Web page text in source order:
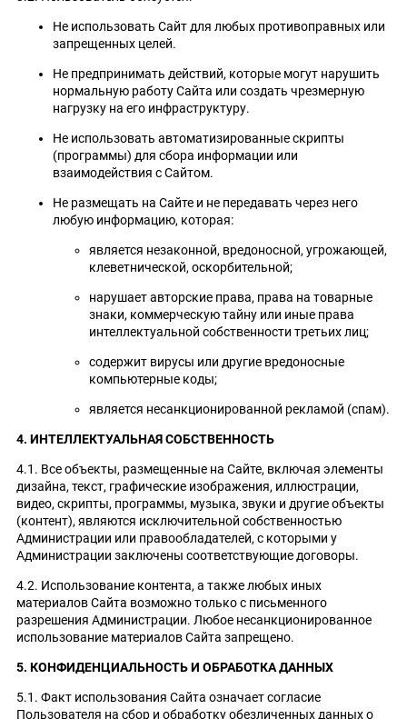
Не использовать Сайт для любых противоправных или
запрещенных целей.
Не предпринимать действий, которые могут нарушить
нормальную работу Сайта или создать чрезмерную
нагрузку на его инфраструктуру.
Не использовать автоматизированные скрипты
(программы) для сбора информации или
взаимодействия с Сайтом.
Не размещать на Сайте и не передавать через него
любую информацию, которая:
является незаконной, вредоносной, угрожающей,
клеветнической, оскорбительной;
нарушает авторские права, права на товарные
знаки, коммерческую тайну или иные права
интеллектуальной собственности третьих лиц;
содержит вирусы или другие вредоносные
компьютерные коды;
является несанкционированной рекламой (спам).
4. ИНТЕЛЛЕКТУАЛЬНАЯ СОБСТВЕННОСТЬ
4.1. Все объекты, размещенные на Сайте, включая элементы
дизайна, текст, графические изображения, иллюстрации,
видео, скрипты, программы, музыка, звуки и другие объекты
(контент), являются исключительной собственностью
Администрации или правообладателей, с которыми у
Администрации заключены соответствующие договоры.
4.2. Использование контента, а также любых иных
материалов Сайта возможно только с письменного
разрешения Администрации. Любое несанкционированное
использование материалов Сайта запрещено.
5. КОНФИДЕНЦИАЛЬНОСТЬ И ОБРАБОТКА ДАННЫХ
5.1. Факт использования Сайта означает согласие
Пользователя на сбор и обработку обезличенных данных о